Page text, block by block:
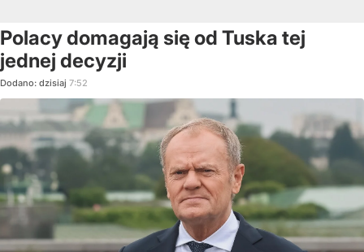
Polacy domagają się od Tuska tej
jednej decyzji
Dodano: dzisiaj 7:52